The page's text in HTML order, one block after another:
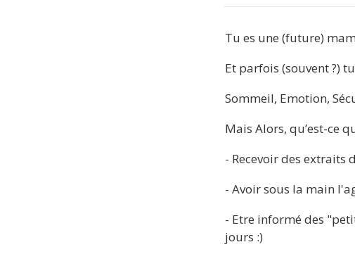
Tu es une (future)
Et parfois (souvent ?)
Sommeil, Emotion,
Mais Alors, qu’est-ce
- Recevoir des
- Avoir sous la main
- Etre informé des
jours :)